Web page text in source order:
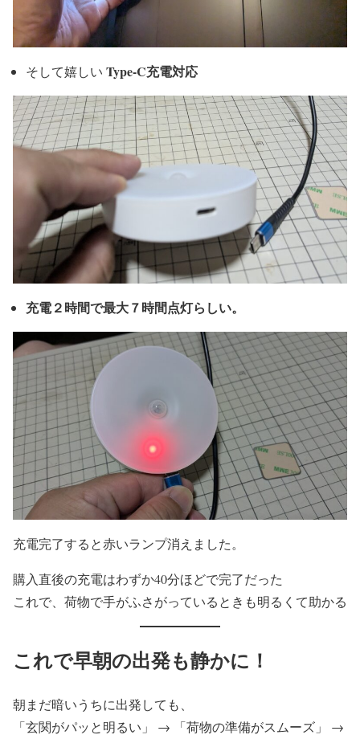
そして嬉しい Type-C充電対応
充電２時間で最大７時間点灯らしい。
充電完了すると赤いランプ消えました。
購入直後の充電はわずか40分ほどで完了だった
これで、荷物で手がふさがっているときも明るくて助かる
これで早朝の出発も静かに！
朝まだ暗いうちに出発しても、
「玄関がパッと明るい」 → 「荷物の準備がスムーズ」 →